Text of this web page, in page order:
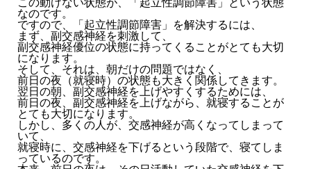
この動けない状態が、「起立性調節障害」という状態
なのです。
ですので、「起立性調節障害」を解決するには、
まず、副交感神経を刺激して、
副交感神経優位の状態に持ってくることがとても大切
になります。
そして、それは、朝だけの問題ではなく、
前日の夜（就寝時）の状態も大きく関係してきます。
翌日の朝、副交感神経を上げやすくするためには、
前日の夜、副交感神経を上げながら、就寝することが
とても大切になります。
しかし、多くの人が、交感神経が高くなってしまって
いて、
就寝時に、交感神経を下げるという段階で、寝てしま
っているのです。